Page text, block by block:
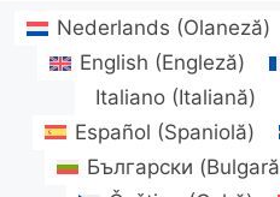
Nederlands (Olaneză)
English (Engleză)
Italiano(Italiană)
Español (Spaniolă)
Български (Bulgară